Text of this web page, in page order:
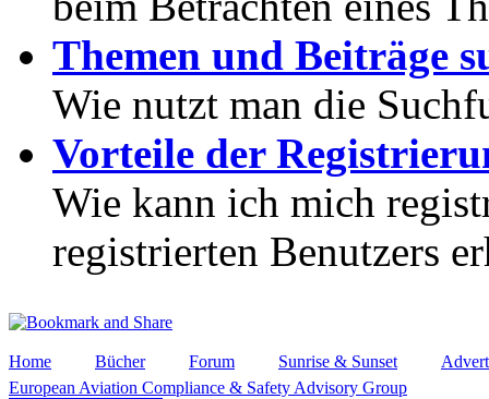
Themen und Beiträge
Wie nutzt man die
Vorteile der
Wie kann ich mich
registrierten Benutzers
Home Bücher Forum Sunrise & Sunset
European Aviation Compliance & Safety Advisory Group